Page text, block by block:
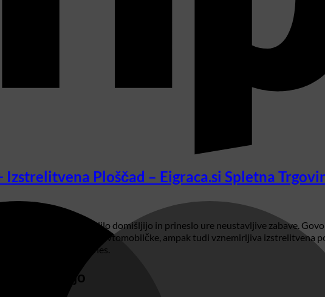
Ploščad – Eigraca.si Spletna
bo v trenutku prebudilo domišljijo in prineslo ure neustavljive zabave.
igrača ni le prevoznik za avtomobilčke, ampak tudi vznemirljiva izstrelitvena
ki se začne že danes.
ploščadjo